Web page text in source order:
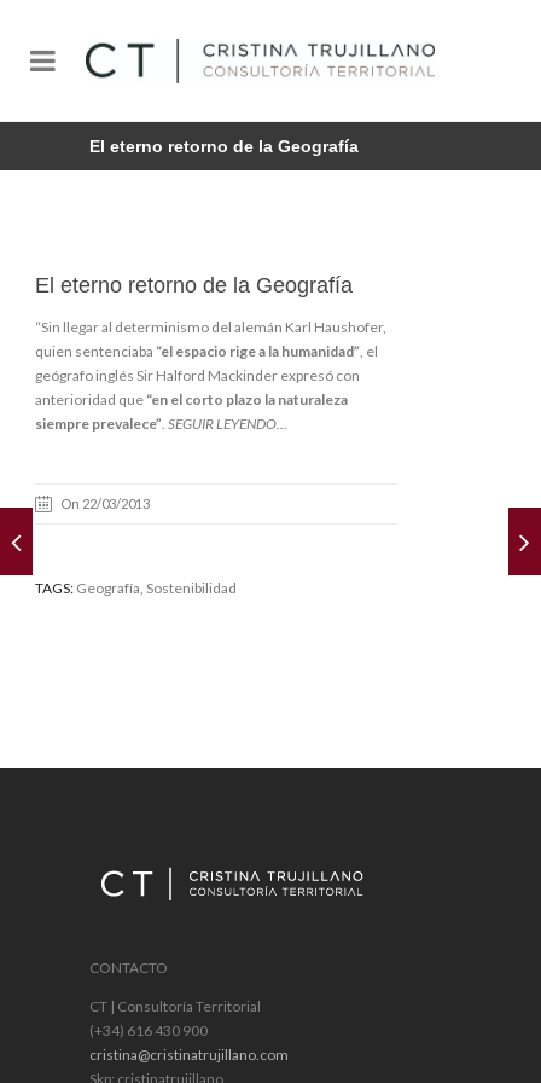
El eterno retorno de la Geografía
El eterno retorno de la Geografía
“Sin llegar al determinismo del alemán Karl Haushofer,
quien sentenciaba “el espacio rige a la humanidad”, el
geógrafo inglés Sir Halford Mackinder expresó con
anterioridad que “en el corto plazo la naturaleza
siempre prevalece”. SEGUIR LEYENDO…
On 22/03/2013
TAGS: Geografía , Sostenibilidad
CONTACTO
CT | Consultoría Territorial
(+34) 616 430 900
cristina@cristinatrujillano.com
Skp: cristinatrujillano